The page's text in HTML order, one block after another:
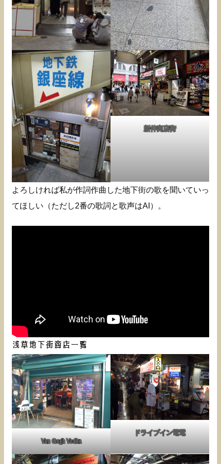
新仲商店街
よろしければ私が作詞作曲した地下街の歌を聞いていっ
てほしい（ただし2番の歌詞と歌声はAI）。
浅草地下街商店一覧
Van Gogh Vodka
ドライブイン電電